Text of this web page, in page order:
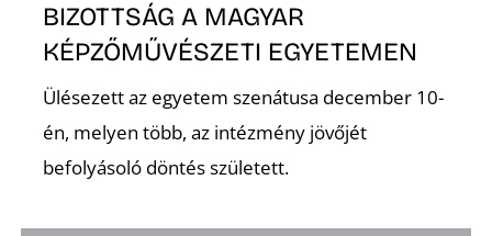
BIZOTTSÁG A MAGYAR
KÉPZŐMŰVÉSZETI EGYETEMEN
Ülésezett az egyetem szenátusa december 10-
én, melyen több, az intézmény jövőjét
befolyásoló döntés született.